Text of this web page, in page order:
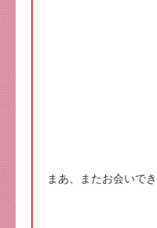
まあ、またお会いで